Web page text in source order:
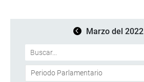
Marzo del 2022